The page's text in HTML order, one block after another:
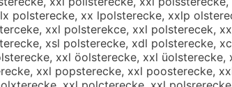
polsterecke, xx lpolsterecke, xxlp
xxl polsterekce, xxl polsterecek,
xsl polsterecke, xdl polsterecke,
xxl öolsterecke, xxl üolsterecke,
xxl popsterecke, xxl poosterecke,